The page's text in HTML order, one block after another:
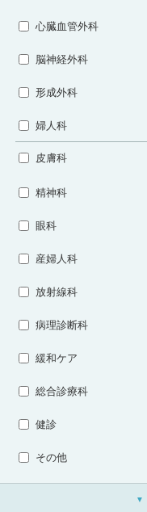
心臓血管外科
脳神経外科
形成外科
婦人科
皮膚科
精神科
眼科
産婦人科
放射線科
病理診断科
緩和ケア
総合診療科
健診
その他
▼